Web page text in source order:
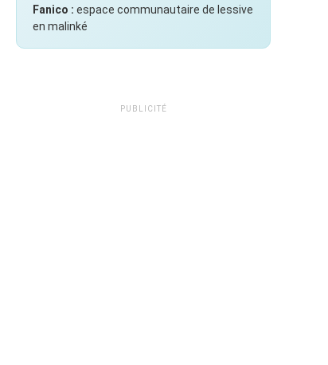
Fanico : espace communautaire de lessive
en malinké
PUBLICITÉ